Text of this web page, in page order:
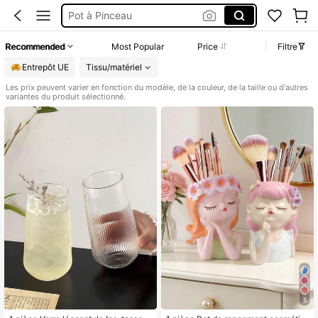
Pot Pinceau Maquillage
Recommended Most Popular Price
Filtre
Entrepôt UE
Tissu/matériel
Les prix peuvent varier en fonction du modèle, de la couleur, de la taille ou d'autres
variantes du produit sélectionné.
5